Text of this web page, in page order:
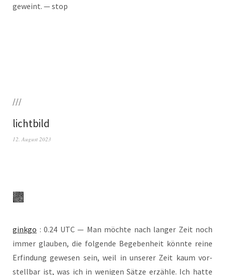
geweint. — stop
///
lichtbild
12. August 2023
gink­go : 0.24 UTC — Man möch­te nach lan­ger Zeit noch
immer glau­ben, die fol­gen­de Bege­ben­heit könn­te rei­ne
Erfin­dung gewe­sen sein, weil in unse­rer Zeit kaum vor­
stell­bar ist, was ich in weni­gen Sät­ze erzäh­le. Ich hat­te